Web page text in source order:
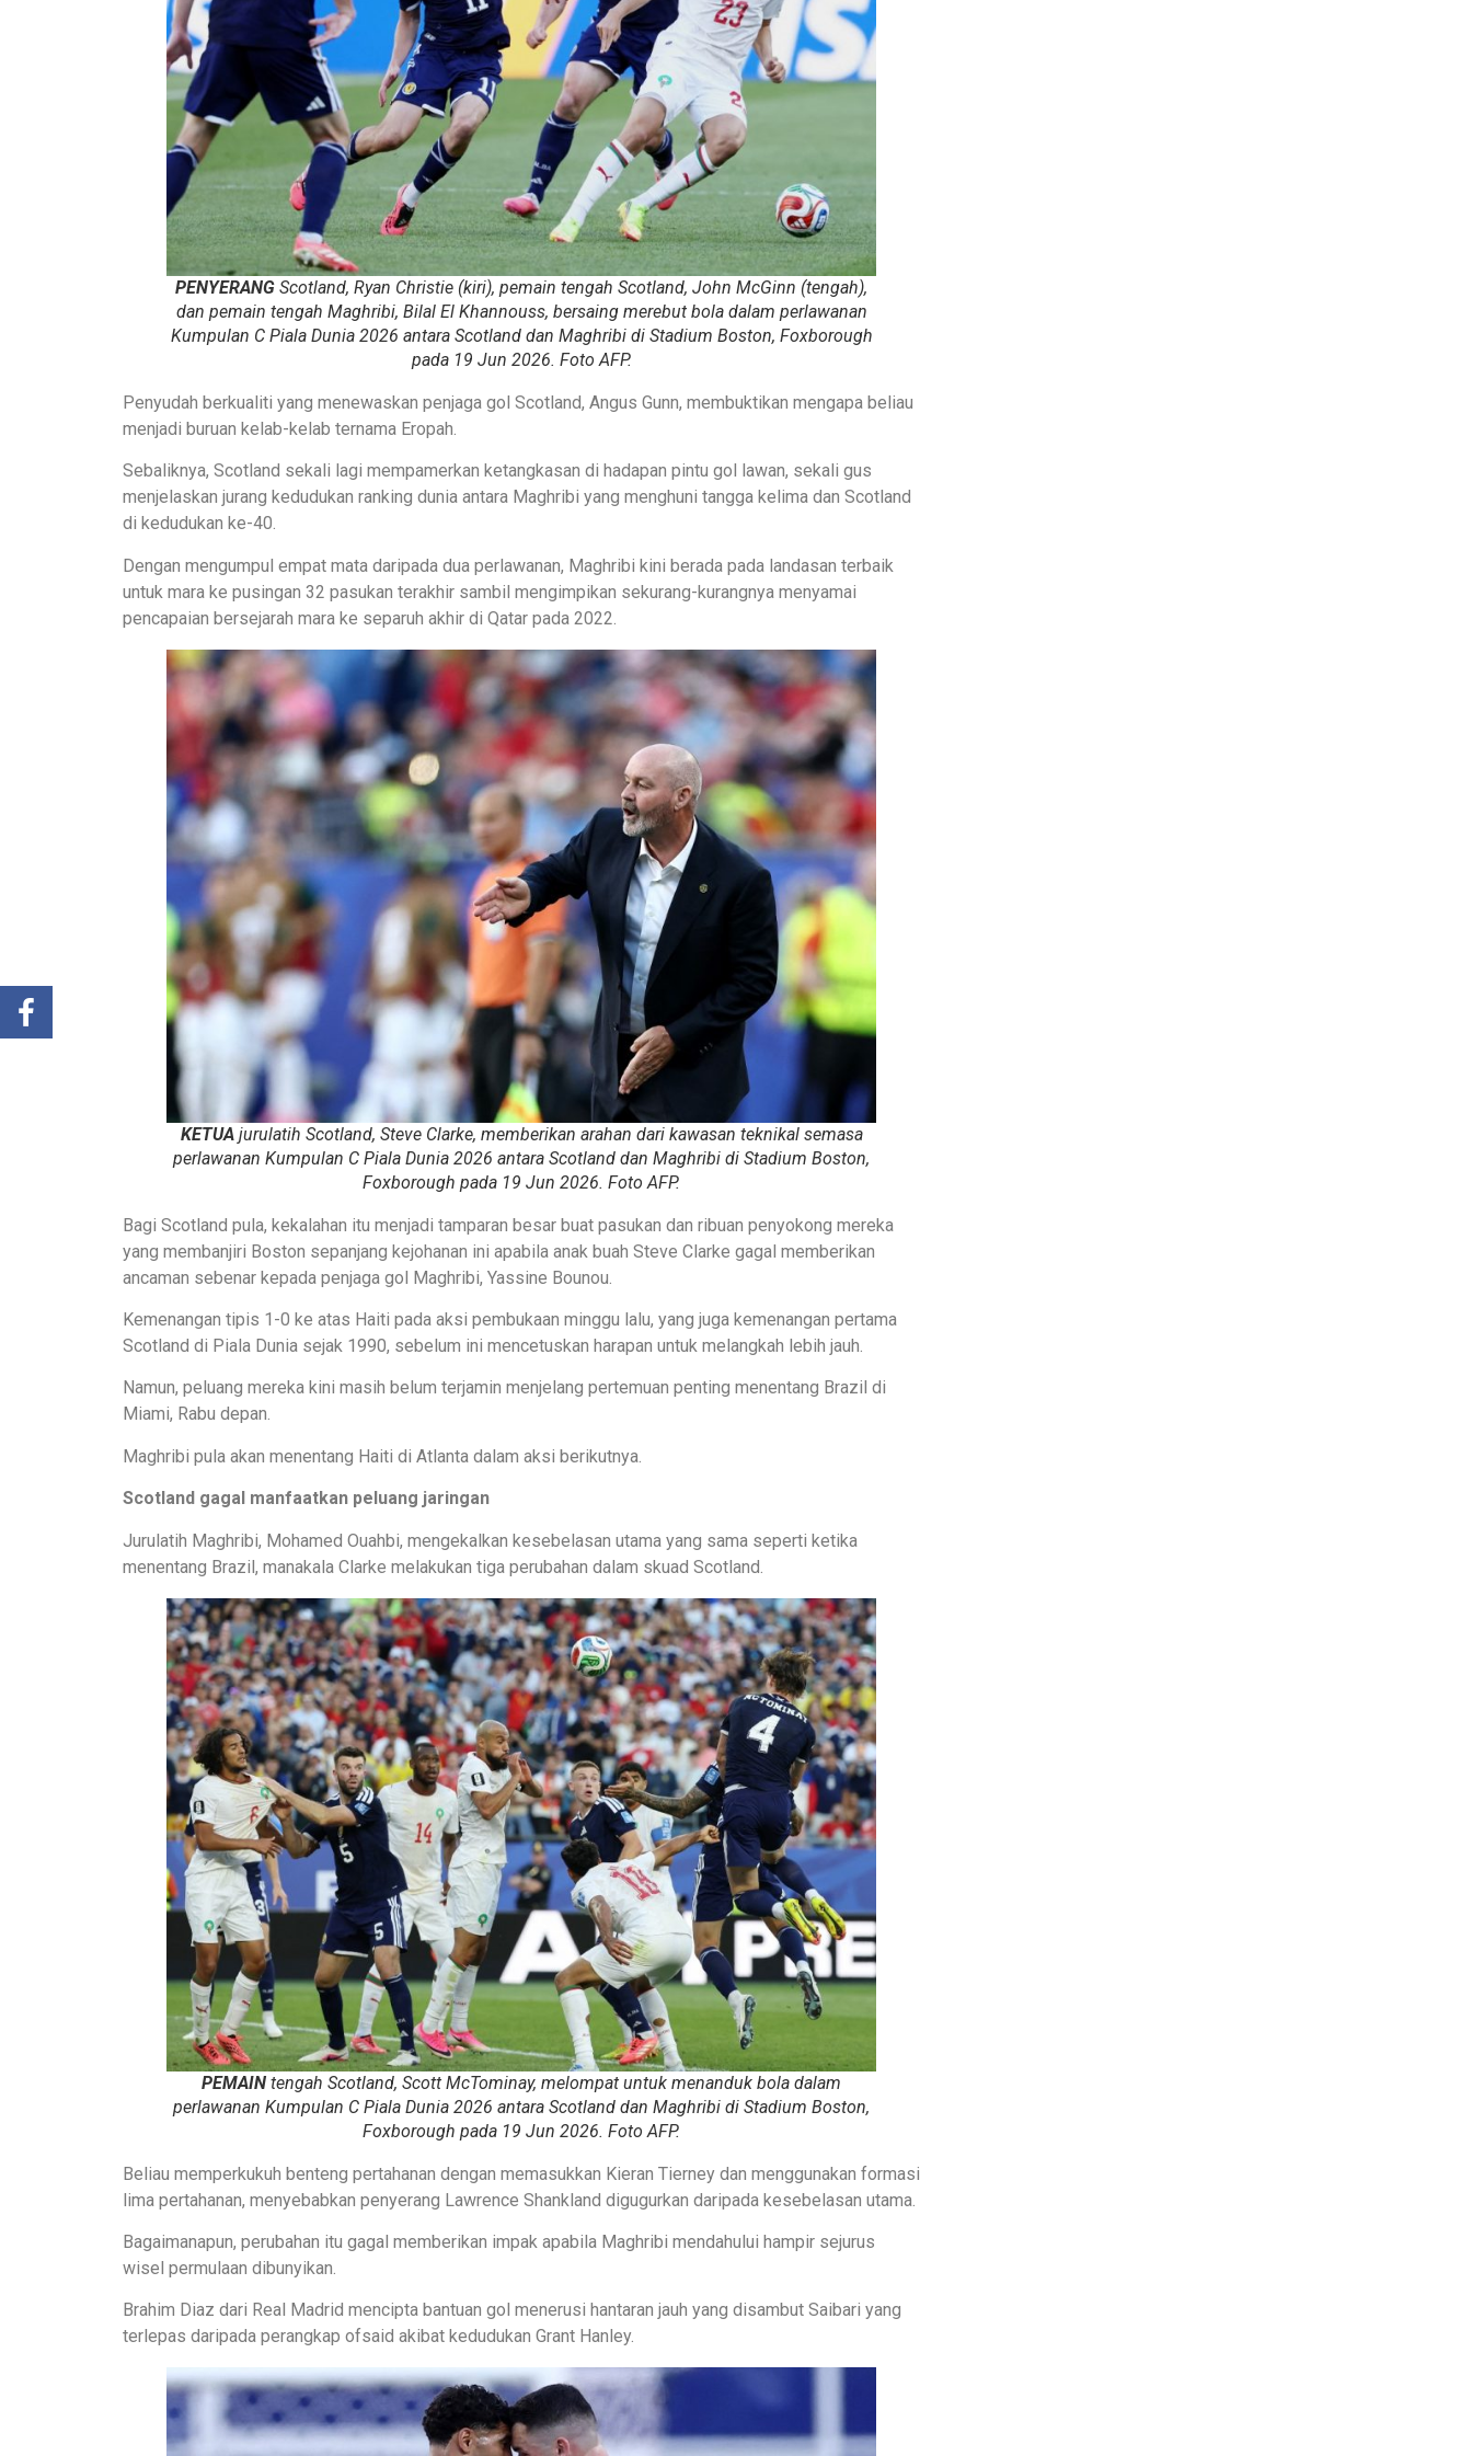
PENYERANG Scotland, Ryan Christie (kiri), pemain tengah Scotland, John McGinn (tengah),
dan pemain tengah Maghribi, Bilal El Khannouss, bersaing merebut bola dalam perlawanan
Kumpulan C Piala Dunia 2026 antara Scotland dan Maghribi di Stadium Boston, Foxborough
pada 19 Jun 2026. Foto AFP.
Penyudah berkualiti yang menewaskan penjaga gol Scotland, Angus Gunn, membuktikan mengapa beliau
menjadi buruan kelab-kelab ternama Eropah.
Sebaliknya, Scotland sekali lagi mempamerkan ketangkasan di hadapan pintu gol lawan, sekali gus
menjelaskan jurang kedudukan ranking dunia antara Maghribi yang menghuni tangga kelima dan Scotland
di kedudukan ke-40.
Dengan mengumpul empat mata daripada dua perlawanan, Maghribi kini berada pada landasan terbaik
untuk mara ke pusingan 32 pasukan terakhir sambil mengimpikan sekurang-kurangnya menyamai
pencapaian bersejarah mara ke separuh akhir di Qatar pada 2022.
KETUAjurulatih Scotland, Steve Clarke, memberikan arahan dari kawasan teknikal semasa
perlawanan Kumpulan C Piala Dunia 2026 antara Scotland dan Maghribi di Stadium Boston,
Foxborough pada 19 Jun 2026. Foto AFP.
Bagi Scotland pula, kekalahan itu menjadi tamparan besar buat pasukan dan ribuan penyokong mereka
yang membanjiri Boston sepanjang kejohanan ini apabila anak buah Steve Clarke gagal memberikan
ancaman sebenar kepada penjaga gol Maghribi, Yassine Bounou.
Kemenangan tipis 1-0 ke atas Haiti pada aksi pembukaan minggu lalu, yang juga kemenangan pertama
Scotland di Piala Dunia sejak 1990, sebelum ini mencetuskan harapan untuk melangkah lebih jauh.
Namun, peluang mereka kini masih belum terjamin menjelang pertemuan penting menentang Brazil di
Miami, Rabu depan.
Maghribi pula akan menentang Haiti di Atlanta dalam aksi berikutnya.
Scotland gagal manfaatkan peluang jaringan
Jurulatih Maghribi, Mohamed Ouahbi, mengekalkan kesebelasan utama yang sama seperti ketika
menentang Brazil, manakala Clarke melakukan tiga perubahan dalam skuad Scotland.
PEMAIN tengah Scotland, Scott McTominay, melompat untuk menanduk bola dalam
perlawanan Kumpulan C Piala Dunia 2026 antara Scotland dan Maghribi di Stadium Boston,
Foxborough pada 19 Jun 2026. Foto AFP.
Beliau memperkukuh benteng pertahanan dengan memasukkan Kieran Tierney dan menggunakan formasi
lima pertahanan, menyebabkan penyerang Lawrence Shankland digugurkan daripada kesebelasan utama.
Bagaimanapun, perubahan itu gagal memberikan impak apabila Maghribi mendahului hampir sejurus
wisel permulaan dibunyikan.
Brahim Diaz dari Real Madrid mencipta bantuan gol menerusi hantaran jauh yang disambut Saibari yang
terlepas daripada perangkap ofsaid akibat kedudukan Grant Hanley.